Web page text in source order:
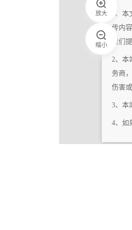
放大
缩小
1、
传内
我们
2、本
务商
伤害
3、本
4、如